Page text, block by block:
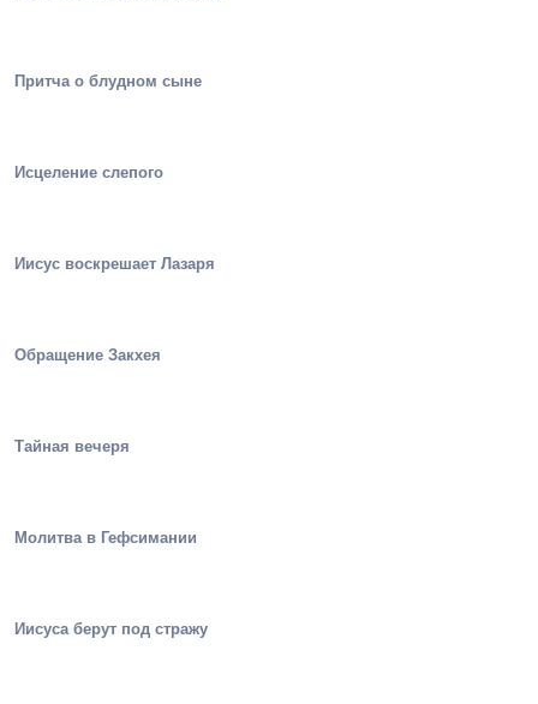
Притча о блудном сыне
Исцеление слепого
Иисус воскрешает Лазаря
Обращение Закхея
Тайная вечеря
Молитва в Гефсимании
Иисуса берут под стражу